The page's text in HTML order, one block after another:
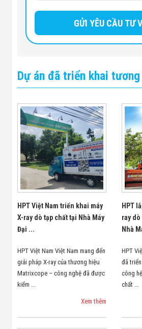
Dự án đã triển khai
HPT Việt Nam triển khai máy
X-ray dò tạp chất tại Nhà Máy
Đại ...
HPT Việt Nam Việt Nam mang đến
giải pháp X-ray của thương hiệu
Matrixcope – công nghệ đã được
kiểm ...
Xem thêm
HPT
ray
Nhà
HPT
đã
công
chất ...